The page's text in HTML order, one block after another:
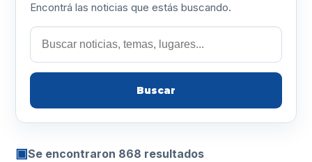
Encontrá las noticias que estás buscando.
Buscar
▣Se encontraron 868 resultados